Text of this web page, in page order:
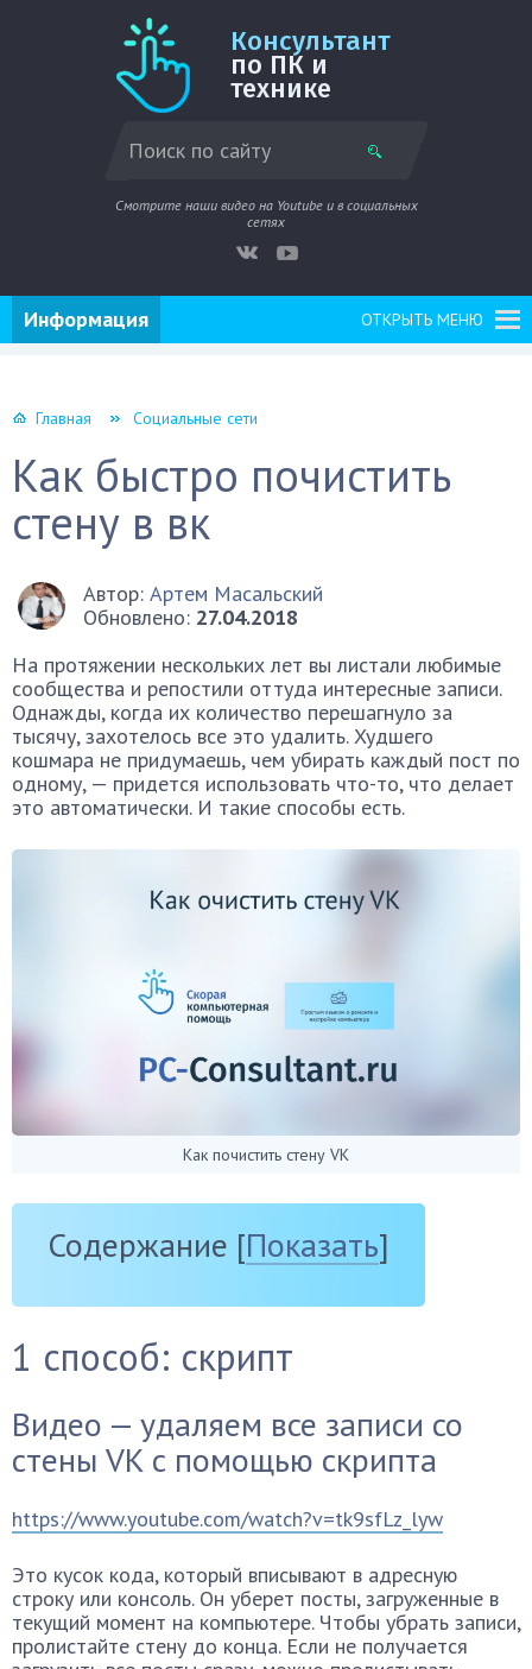
Консультант
по ПК и
технике
Смотрите наши видео на Youtube и в социальных
сетях
ОТКРЫТЬ МЕНЮ
Информация
Главная Социальные сети
Как быстро почистить
стену в вк
Автор: Артем Масальский
Обновлено: 27.04.2018
На протяжении нескольких лет вы листали любимые
сообщества и репостили оттуда интересные записи.
Однажды, когда их количество перешагнуло за
тысячу, захотелось все это удалить. Худшего
кошмара не придумаешь, чем убирать каждый пост по
одному, — придется использовать что-то, что делает
это автоматически. И такие способы есть.
Как почистить стену VK
Содержание [Показать]
1 способ: скрипт
Видео — удаляем все записи со
стены VK с помощью скрипта
https://www.youtube.com/watch?v=tk9sfLz_lyw
Это кусок кода, который вписывают в адресную
строку или консоль. Он уберет посты, загруженные в
текущий момент на компьютере. Чтобы убрать записи,
пролистайте стену до конца. Если не получается